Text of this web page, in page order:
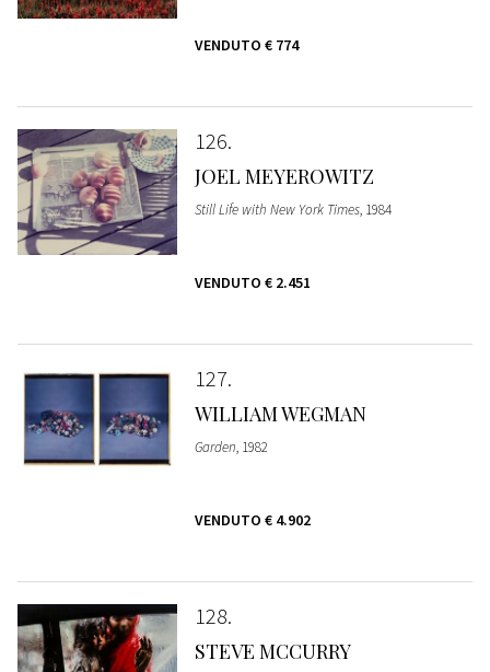
VENDUTO € 774
126
JOEL MEYEROWITZ
Still Life with New York Times, 1984
VENDUTO € 2.451
127
WILLIAM WEGMAN
Garden, 1982
VENDUTO € 4.902
128
STEVE MCCURRY